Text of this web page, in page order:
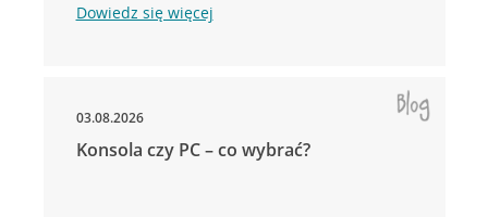
Dowiedz się więcej
03.08.2026
Konsola czy PC – co wybrać?